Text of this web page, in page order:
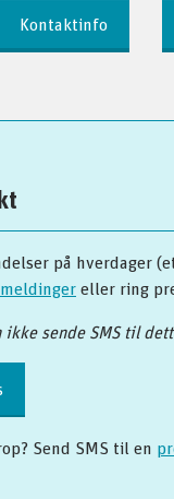
Kontaktinfo
på hverdager
eller ring
ikke sende SMS til
Send SMS til en